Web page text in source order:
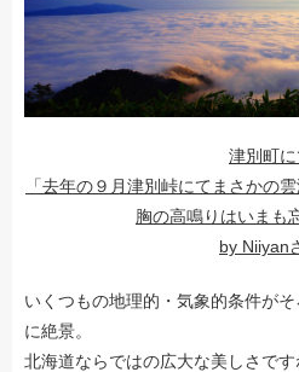
津別町に
「去年の９月津別峠にてまさかの
胸の高鳴りはいまも
by Niiyan
いくつもの地理的・気象的条件が
に絶景。
北海道ならではの広大な美しさです